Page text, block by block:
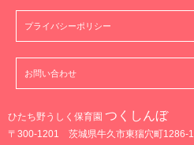
プライバシーポリシー
お問い合わせ
ひたち野うしく保育園 つくしんぼ
〒300-1201 茨城県牛久市東猯穴町1286-1